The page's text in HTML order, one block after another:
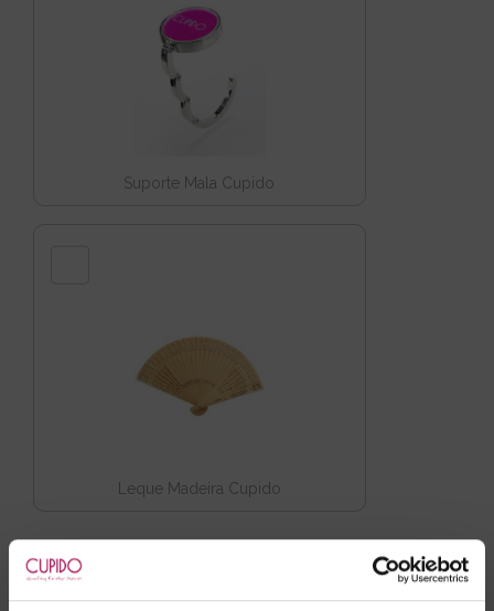
Suporte Mala Cupido
Leque Madeira Cupido
Adicionar